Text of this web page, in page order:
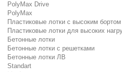
PolyMax Drive
PolyMax
Пластиковые лотки с высоким
Пластиковые лотки для высоких
Бетонные лотки
Бетонные лотки с решетками
Бетонные лотки ЛВ
Standart